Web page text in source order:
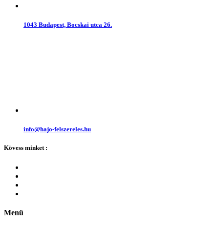
1043 Budapest, Bocskai utca 26.
info@hajo-felszereles.hu
Kövess minket :
Menü